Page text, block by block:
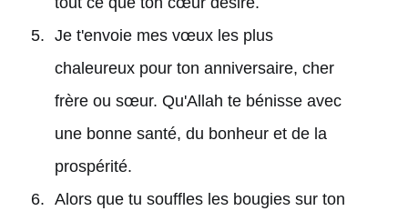
Je t'envoie mes vœux les plus
chaleureux pour ton anniversaire, cher
frère ou sœur. Qu'Allah te bénisse avec
une bonne santé, du bonheur et de la
prospérité.
Alors que tu souffles les bougies sur ton